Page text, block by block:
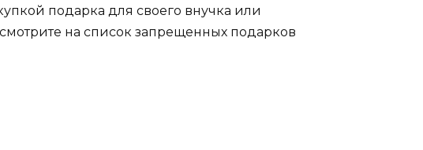
подарка для своего внучка или
на список запрещенных подарков